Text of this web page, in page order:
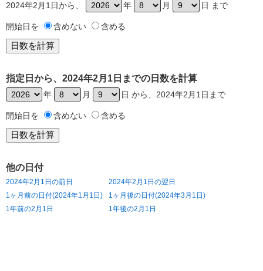
2024年2月1日から、 年 月 日 まで
開始日を 含めない 含める
指定日から、2024年2月1日までの日数を計算
年 月 日 から、2024年2月1日まで
開始日を 含めない 含める
他の日付
2024年2月1日の前日
2024年2月1日の翌日
1ヶ月前の日付(2024年1月1日)
1ヶ月後の日付(2024年3月1日)
1年前の2月1日
1年後の2月1日